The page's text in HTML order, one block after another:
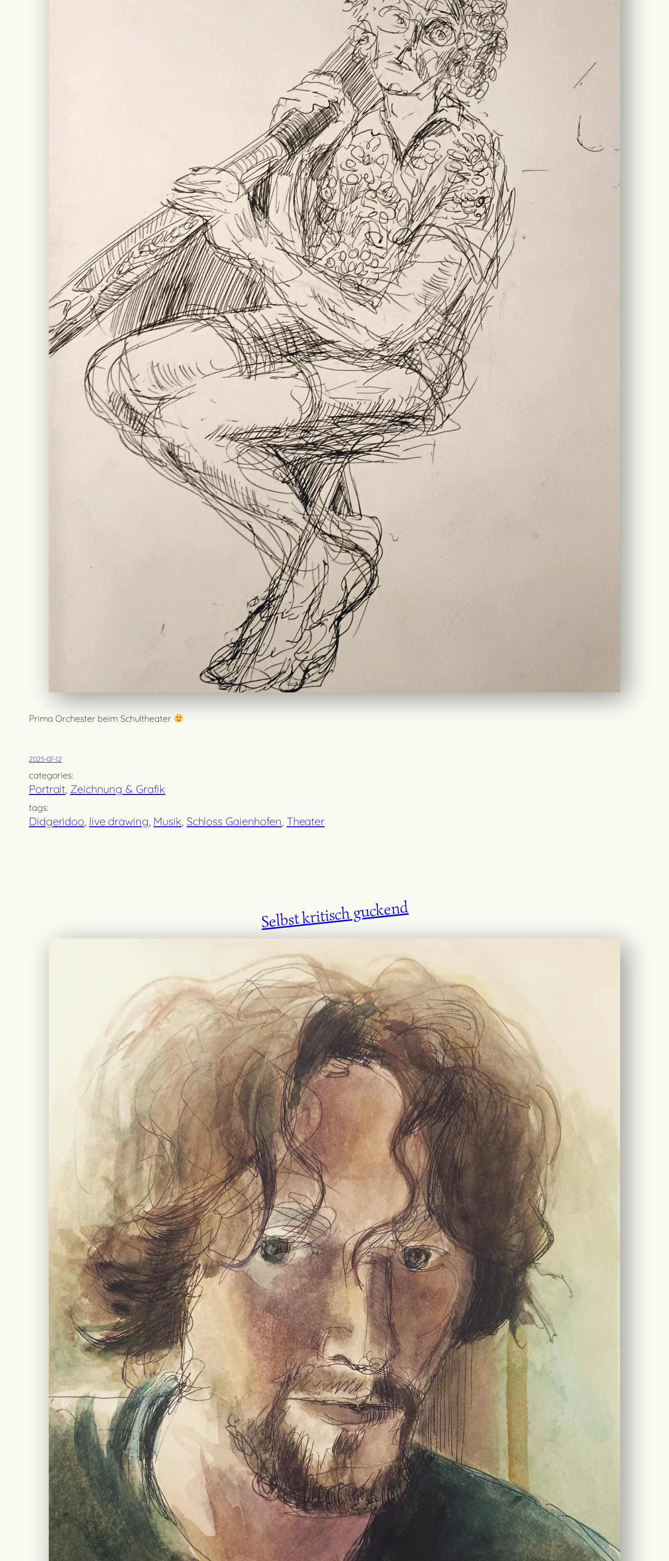
Prima Orchester beim Schultheater
2025-07-12
categories:
Portrait, Zeichnung & Grafik
tags:
Didgeridoo, live drawing, Musik, Schloss Gaienhofen, Theater
Selbst kritisch guckend